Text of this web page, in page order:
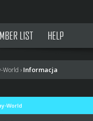
LIST HELP
World › Informacja
World